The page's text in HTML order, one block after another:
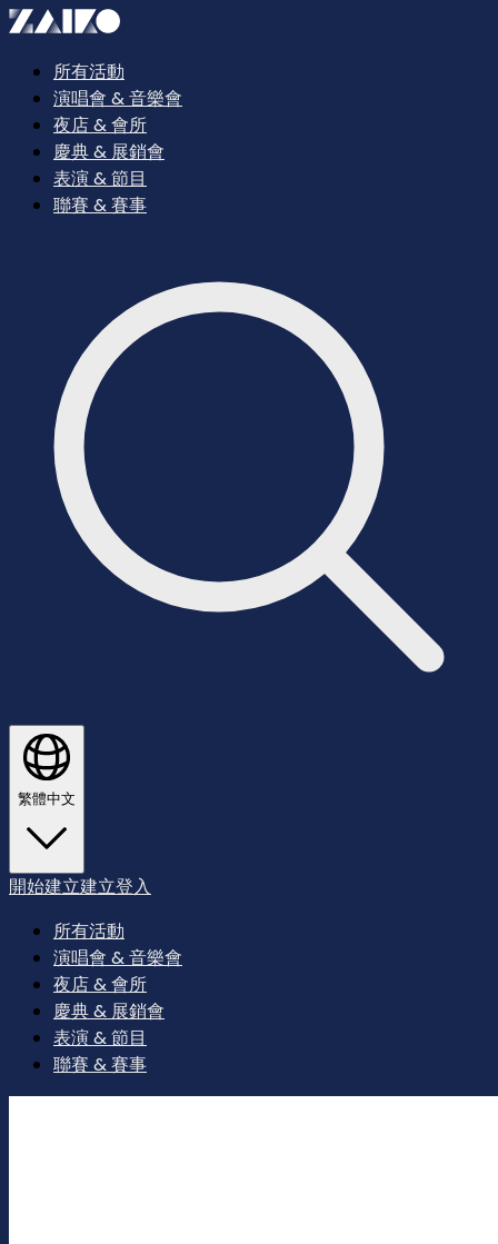
所有活動
演唱會 & 音樂會
夜店 & 會所
慶典 & 展銷會
表演 & 節目
聯賽 & 賽事
繁體中文
開始建立建立登入
所有活動
演唱會 & 音樂會
夜店 & 會所
慶典 & 展銷會
表演 & 節目
聯賽 & 賽事